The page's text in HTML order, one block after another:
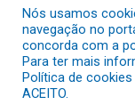
Conheça oPNTPe o
Todos os direitos
Nós usamos
navegação no
concorda com a
Para ter mais
Política de cookies
ACEITO.